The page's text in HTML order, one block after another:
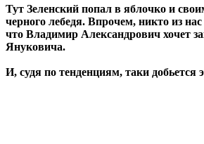
Тут Зеленский попал в яблочко и
черного лебедя. Впрочем, никто из
что Владимир Александрович хочет
Януковича.
И, судя по тенденциям, таки добьется